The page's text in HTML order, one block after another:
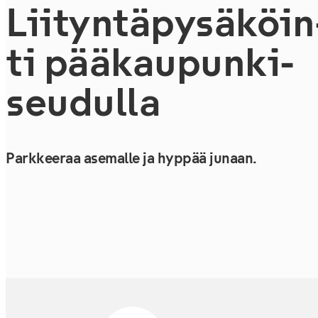
ti pää­kau­pun­ki­
seu­dul­la
Parkkeeraa asemalle ja hyppää junaan.